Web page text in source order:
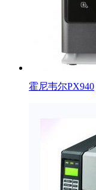
霍尼韦尔PX940